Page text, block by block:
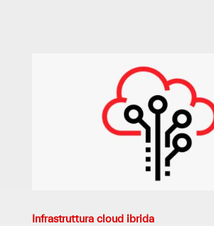
Infrastruttura cloud ibrida